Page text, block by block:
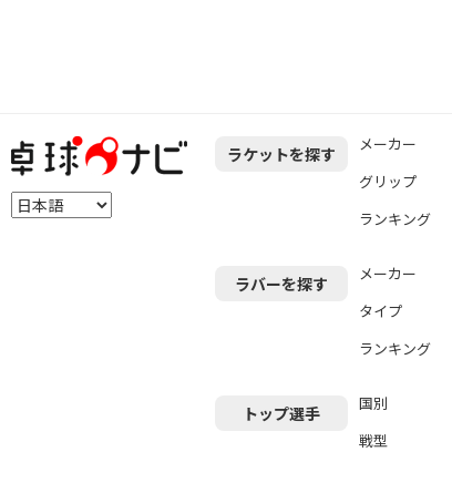
ラケットを探す メーカー
グリップ
ランキング
ラバーを探す メーカー
タイプ
ランキング
トップ選手 国別
戦型